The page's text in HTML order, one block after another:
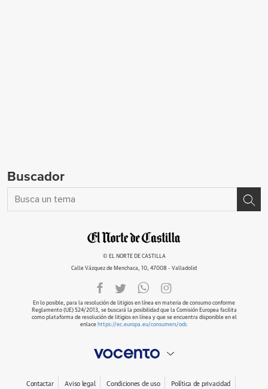
Buscador
© EL NORTE DE CASTILLA
Calle Vázquez de Menchaca, 10, 47008 - Valladolid
En lo posible, para la resolución de litigios en línea en materia de consumo conforme
Reglamento (UE) 524/2013, se buscará la posibilidad que la Comisión Europea facilita
como plataforma de resolución de litigios en línea y que se encuentra disponible en el
enlace https://ec.europa.eu/consumers/odr.
Contactar Aviso legal Condiciones de uso Política de privacidad